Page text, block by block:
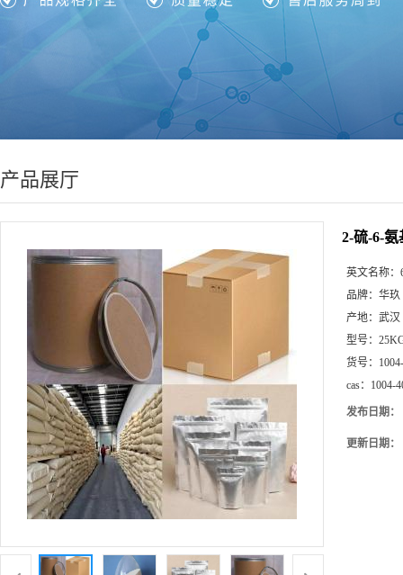
产品展厅
2-硫-6-氨
英文名称：
品牌： 华玖
产地： 武汉
型号：
货号：
cas： 1004-
发布日期：
更新日期：